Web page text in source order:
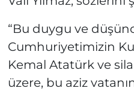
“Bu duygu ve
Cumhuriyetimizin
Kemal Atatürk ve
üzere, bu aziz